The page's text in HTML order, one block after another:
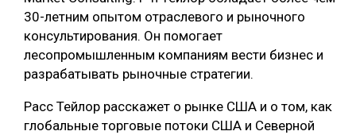
30-летним опытом отраслевого и рыночного
консультирования. Он помогает
лесопромышленным компаниям вести бизнес и
разрабатывать рыночные стратегии.
Расс Тейлор расскажет о рынке США и о том, как
глобальные торговые потоки США и Северной